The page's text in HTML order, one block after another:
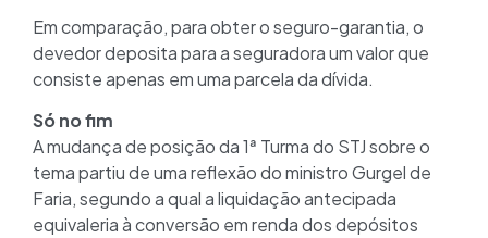
Em comparação, para obter o seguro-garantia, o
devedor deposita para a seguradora um valor que
consiste apenas em uma parcela da dívida.
Só no fim
A mudança de posição da 1ª Turma do STJ sobre o
tema partiu de uma reflexão do ministro Gurgel de
Faria, segundo a qual a liquidação antecipada
equivaleria à conversão em renda dos depósitos